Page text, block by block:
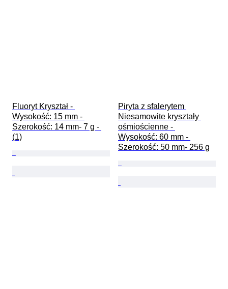
Fluoryt Kryształ -
Wysokość: 15 mm -
Szerokość: 14 mm- 7 g -
(1)
Piryta z sfalerytem
Niesamowite kryształy
ośmiościenne -
Wysokość: 60 mm -
Szerokość: 50 mm- 256 g